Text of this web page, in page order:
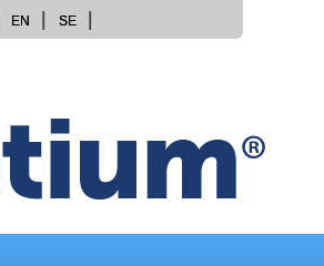
EN SE